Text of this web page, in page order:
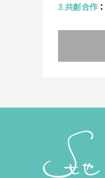
3.共創合作：